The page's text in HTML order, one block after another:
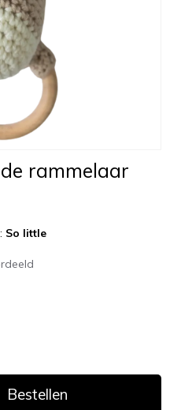
rammelaar
So little
Bestellen